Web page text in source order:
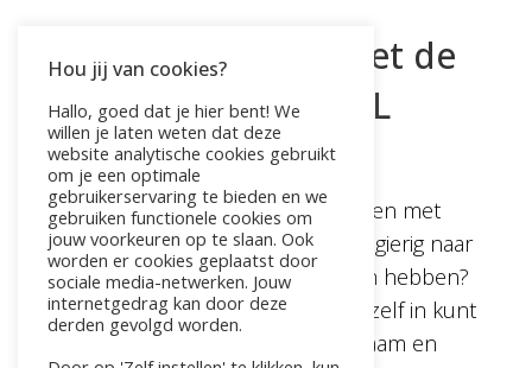
Leer jezelf helen met de
Reiki cursus 1 = VOL
doorPauline|feb 3, 2024
Heb jij interesse om te gaan werken met
universele energie? Ben jij nieuwsgierig naar
de kracht die jouw handen in zich hebben?
Wil jij leren hoe je die kracht bij jezelf in kunt
zetten om de balans tussen lichaam en
Hou jij van cookies?
Hallo, goed dat je hier bent! We
willen je laten weten dat deze
website analytische cookies gebruikt
om je een optimale
gebruikerservaring te bieden en we
gebruiken functionele cookies om
jouw voorkeuren op te slaan. Ook
worden er cookies geplaatst door
sociale media-netwerken. Jouw
internetgedrag kan door deze
derden gevolgd worden.